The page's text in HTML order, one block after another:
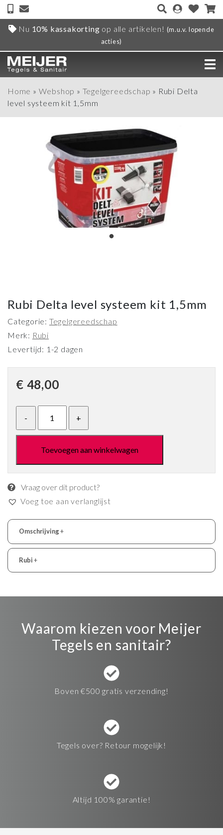
Nu 10% kassakorting op alle artikelen! (m.u.v. lopende
acties)
Home » Webshop » Tegelgereedschap » Rubi Delta
level systeem kit 1,5mm
Rubi Delta level systeem kit 1,5mm
Categorie: Tegelgereedschap
Merk: Rubi
Levertijd: 1-2 dagen
€ 48,00
Toevoegen aan winkelwagen
Vraag over dit product?
Voeg toe aan verlanglijst
Omschrijving+
Rubi+
Waarom kiezen voor Meijer
Tegels en sanitair?
Boven €500 gratis verzending!
Tegels over? Retour mogelijk!
Altijd 100% garantie!